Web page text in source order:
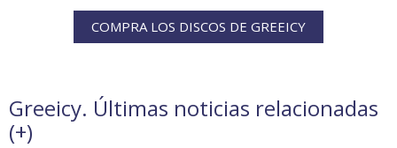
COMPRA LOS DISCOS DE GREEICY
Greeicy. Últimas noticias relacionadas
(+)